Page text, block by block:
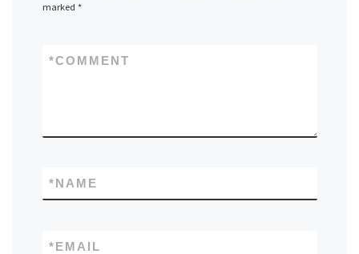
marked *
COMMENT
*
NAME
*
EMAIL
*